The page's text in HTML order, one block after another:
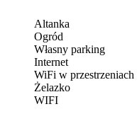
Altanka
Ogród
Własny parking
Internet
WiFi w
Żelazko
WIFI